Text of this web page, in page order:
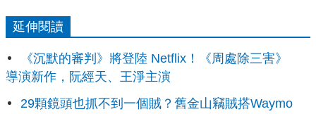
延伸閱讀
《沉默的審判》將登陸 Netflix！《周處除三害》
導演新作，阮經天、王淨主演
29顆鏡頭也抓不到一個賊？舊金山竊賊搭Waymo